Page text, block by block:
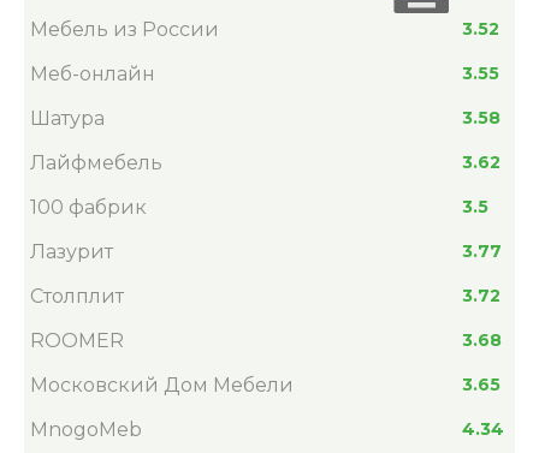
Мебель из России 3.52
Меб-онлайн 3.55
Шатура 3.58
Лайфмебель 3.62
100 фабрик 3.5
Лазурит 3.77
Столплит 3.72
ROOMER 3.68
Московский Дом Мебели 3.65
MnogoMeb 4.34